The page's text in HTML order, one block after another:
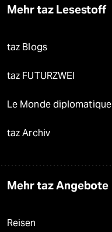
Mehr taz Lesestoff
taz Blogs
taz FUTURZWEI
Le Monde diplomatique
taz Archiv
Mehr taz Angebote
Reisen